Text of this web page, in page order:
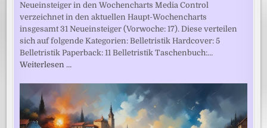
Neueinsteiger in den Wochencharts Media Control
verzeichnet in den aktuellen Haupt-Wochencharts
insgesamt 31 Neueinsteiger (Vorwoche: 17). Diese verteilen
sich auf folgende Kategorien: Belletristik Hardcover: 5
Belletristik Paperback: 11 Belletristik Taschenbuch:…
Weiterlesen …